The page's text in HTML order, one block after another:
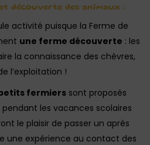
découverte des animaux :
activité puisque la Ferme de
une ferme découverte : les
la connaissance des chèvres,
l’exploitation !
fermiers sont proposés
les vacances scolaires
le plaisir de passer un après
une expérience au contact des